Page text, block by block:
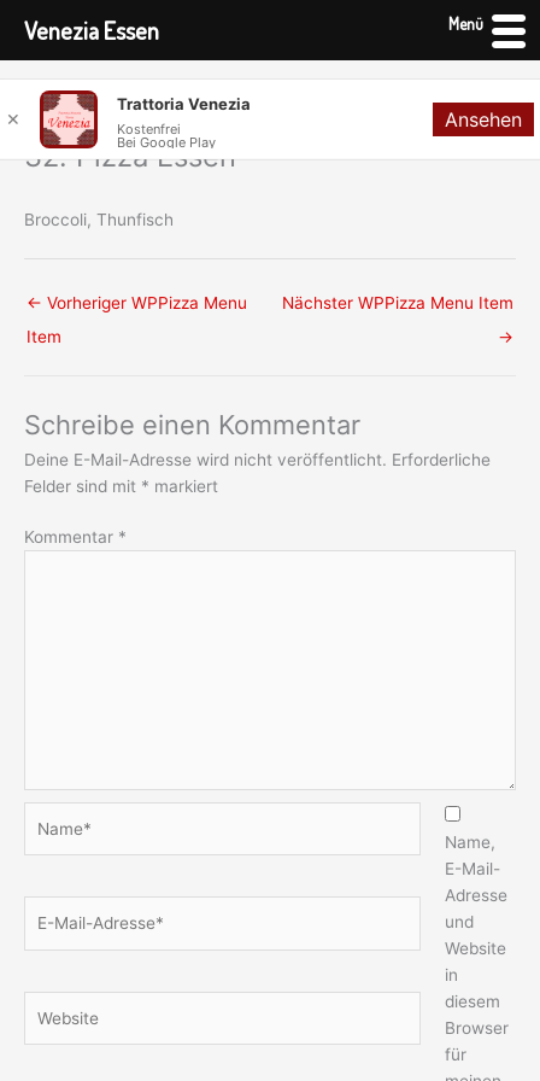
Inhalt
springen
32. Pizza Essen
Broccoli, Thunfisch
← Vorheriger WPPizza Menu
Item
Nächster WPPizza Menu Item
→
Schreibe einen Kommentar
Deine E-Mail-Adresse wird nicht veröffentlicht. Erforderliche
Felder sind mit * markiert
Kommentar *
Mail-
Name,
E-Mail-
Adresse
und
Website
in
diesem
Browser
für
Venezia Essen Menü
✕
Trattoria Venezia
Kostenfrei
Bei Google Play
Ansehen